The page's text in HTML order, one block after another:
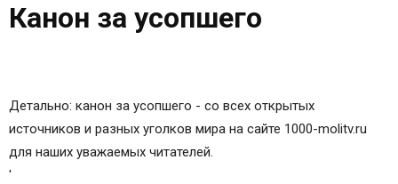
Канон за усопшего
Детально: канон за усопшего - со всех открытых
источников и разных уголков мира на сайте 1000-molitv.ru
для наших уважаемых читателей.
'